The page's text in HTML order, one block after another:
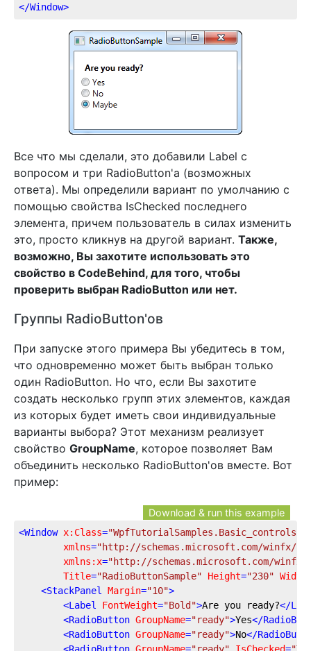
</Window>
Все что мы сделали, это добавили Label с
вопросом и три RadioButton'а (возможных
ответа). Мы определили вариант по умолчанию с
помощью свойства IsChecked последнего
элемента, причем пользователь в силах изменить
это, просто кликнув на другой вариант. Также,
возможно, Вы захотите использовать это
свойство в CodeBehind, для того, чтобы
проверить выбран RadioButton или нет.
Группы RadioButton'ов
При запуске этого примера Вы убедитесь в том,
что одновременно может быть выбран только
один RadioButton. Но что, если Вы захотите
создать несколько групп этих элементов, каждая
из которых будет иметь свои индивидуальные
варианты выбора? Этот механизм реализует
свойство GroupName, которое позволяет Вам
объединить несколько RadioButton'ов вместе. Вот
пример:
Download & run this example
<Window x:Class=
xmlns="http://schemas.microsoft.com/winfx/
xmlns:x="http://schemas.microsoft.com/winfx/
Title="RadioButtonSample" Height="230" Width
<StackPanel Margin="10">
<Label FontWeight="Bold">Are you ready?</
<RadioButton GroupName="ready">Yes</
<RadioButton GroupName="ready">No</
<RadioButton GroupName="ready" IsChecked=